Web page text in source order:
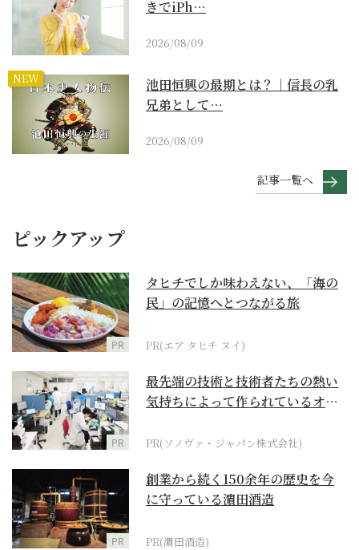
きでiPh…
2026/08/09
NEW
池田恒興の最期とは？｜信長の乳
兄弟として…
2026/08/09
記事一覧へ
ピックアップ
PR
タヒチでしか味わえない、「海の
民」の記憶へとつながる旅
PR(エア タヒチ ヌイ)
PR
最先端の技術と技術者たちの熱い
気持ちによって作られているオー
PR(ソノヴァ・ジャパン株式会社)
PR
創業から続く150余年の歴史を今
に守っている濵田酒造
PR(濵田酒造)